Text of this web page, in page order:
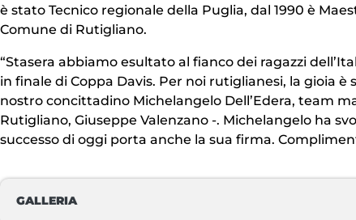
è stato Tecnico regionale della Puglia, dal 1990 è
Comune di Rutigliano.
“Stasera abbiamo esultato al fianco dei ragazzi
in finale di Coppa Davis. Per noi rutiglianesi, la gioia
nostro concittadino Michelangelo Dell’Edera, team
Rutigliano, Giuseppe Valenzano -. Michelangelo ha
successo di oggi porta anche la sua firma.
GALLERIA